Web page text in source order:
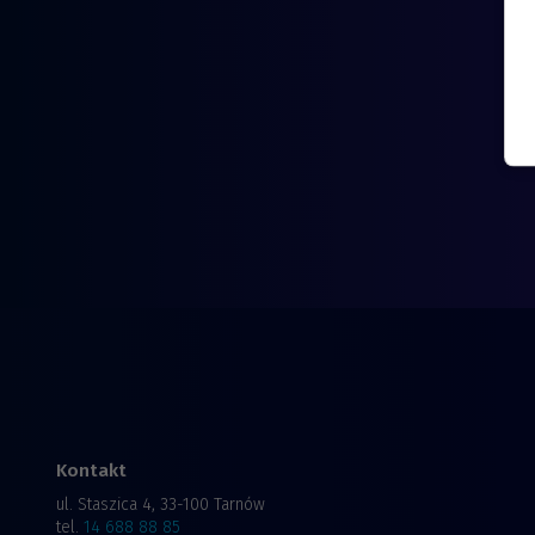
Kontakt
ul. Staszica 4, 33-100 Tarnów
tel. 14 688 88 85